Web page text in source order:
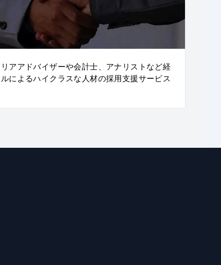
アアドバイザーや会計士、アナリストなど経
によるハイクラスな人材の採用支援サービス